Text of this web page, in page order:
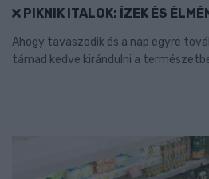
PIKNIK ITALOK: ÍZEK ÉS
Ahogy tavaszodik és a nap egyre
támad kedve kirándulni a